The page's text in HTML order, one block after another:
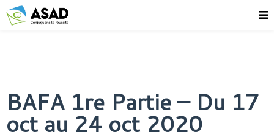
BAFA 1re Partie – Du 17
oct au 24 oct 2020